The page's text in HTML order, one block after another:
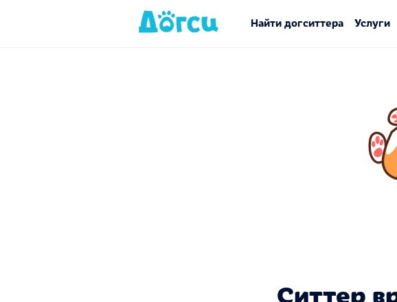
Найти догситтера Услуги
Ситтер